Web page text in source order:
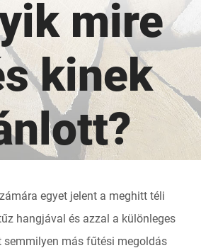
mire
kinek
egyet jelent a meghitt téli
hangjával és azzal a különleges
semmilyen más fűtési megoldás